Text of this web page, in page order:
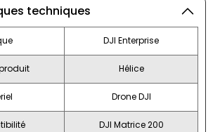
techniques
DJI Enterprise
Hélice
Drone DJI
DJI Matrice 200